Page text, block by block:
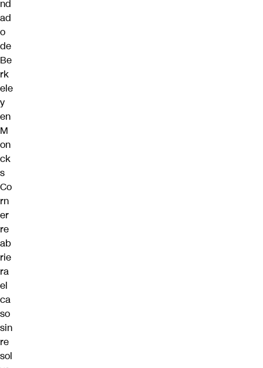
nd
ad
o
de
Be
rk
ele
y
en
M
on
ck
s
Co
rn
er
re
ab
rie
ra
el
ca
so
sin
re
sol